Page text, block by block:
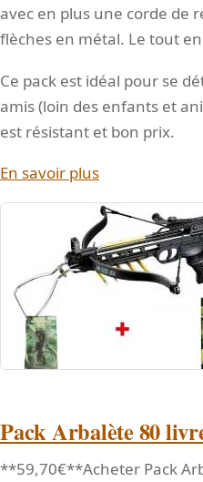
avec en plus une corde de
flèches en métal. Le tout
Ce pack est idéal pour se
amis (loin des enfants et
est résistant et bon prix.
En savoir plus
Pack Arbalète 80
**59,70€**Acheter Pack